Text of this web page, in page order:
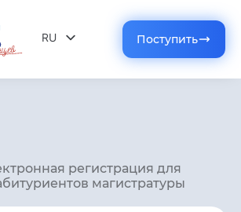
RU
Поступить
регистрация для
магистратуры